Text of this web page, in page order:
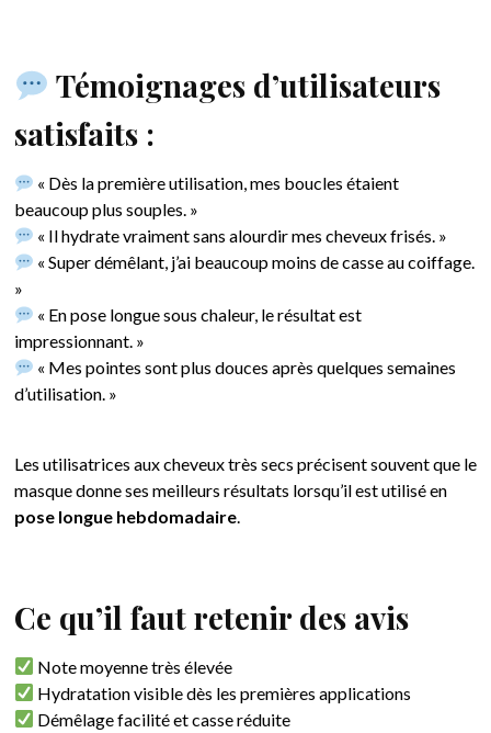
Témoignages d’utilisateurs
satisfaits :
« Dès la première utilisation, mes boucles étaient
beaucoup plus souples. »
« Il hydrate vraiment sans alourdir mes cheveux frisés. »
« Super démêlant, j’ai beaucoup moins de casse au coiffage.
»
« En pose longue sous chaleur, le résultat est
impressionnant. »
« Mes pointes sont plus douces après quelques semaines
d’utilisation. »
Les utilisatrices aux cheveux très secs précisent souvent que le
masque donne ses meilleurs résultats lorsqu’il est utilisé en
pose longue hebdomadaire.
Ce qu’il faut retenir des avis
Note moyenne très élevée
Hydratation visible dès les premières applications
Démêlage facilité et casse réduite